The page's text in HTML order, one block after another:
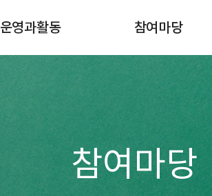
운영과활동
자연드림모임
참여마당
참여마당